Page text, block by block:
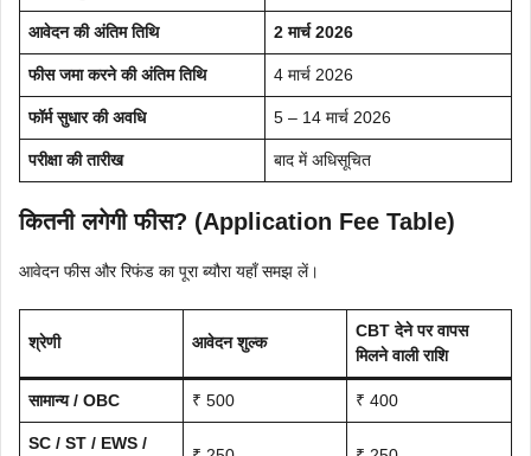
आवेदन की अंतिम तिथि 2 मार्च 2026
फीस जमा करने की अंतिम तिथि 4 मार्च 2026
फॉर्म सुधार की अवधि 5 – 14 मार्च 2026
परीक्षा की तारीख बाद में अधिसूचित
कितनी लगेगी फीस? (Application Fee Table)
आवेदन फीस और रिफंड का पूरा ब्यौरा यहाँ समझ लें।
श्रेणी आवेदन शुल्क
CBT देने पर वापस
मिलने वाली राशि
सामान्य / OBC ₹ 500 ₹ 400
SC / ST / EWS /